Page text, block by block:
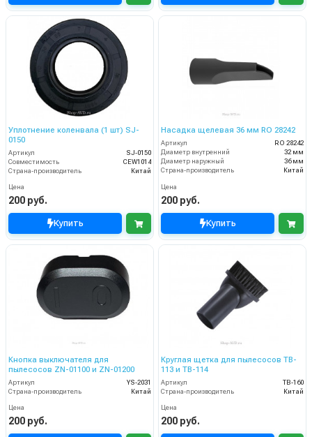
Уплотнение коленвала (1 шт) SJ-
0150
Артикул
SJ-0150
Совместимость
CEW1014
Страна-производитель
Китай
Цена
200 руб.
Купить
Насадка щелевая 36 мм RO 28242
Артикул
RO 28242
Диаметр внутренний
32 мм
Диаметр наружный
36 мм
Страна-производитель
Китай
Цена
200 руб.
Купить
Кнопка выключателя для
пылесосов ZN-01100 и ZN-01200
Артикул
YS-2031
Страна-производитель
Китай
Цена
200 руб.
Круглая щетка для пылесосов TB-
113 и TB-114
Артикул
TB-160
Страна-производитель
Китай
Цена
200 руб.